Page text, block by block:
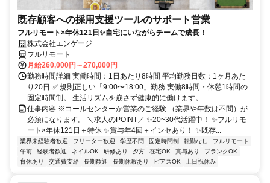
既存顧客への採用支援ツールのサポート営業
フルリモート×年休121日✨自宅にいながらチームで成長！
株式会社エンゲージ
フルリモート
月給260,000円～270,000円
勤務時間詳細 実働時間：1日あたり8時間 平均勤務日数：1ヶ月あた
り20日 ✅ 規則正しい「9:00〜18:00」勤務 実働8時間・休憩1時間の
固定時間制。 生活リズムを崩さず健康的に働けます。 ...
仕事内容 ※コールセンターか営業のご経験 （業界や年数は不問）が
必須になります。 ＼求人のPOINT／ ✨20~30代活躍中！ ✨フルリモ
ート×年休121日＋特休 ✨賞与年4回＋インセあり！ ✨既存...
業界未経験者歓迎 フリーター歓迎 学歴不問 固定時間制 転勤なし
フルリモート
午前
経験者歓迎 ネイルOK 研修あり 夕方 在宅OK 賞与あり
ブランクOK
育休あり
交通費支給 長期歓迎 長期休暇あり ピアスOK 土日祝休み